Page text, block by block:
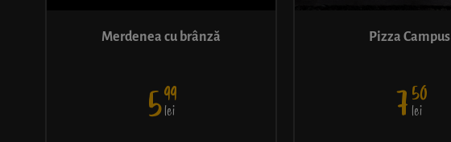
Merdenea cu brânză
599
lei
Pizza Campus
750
lei